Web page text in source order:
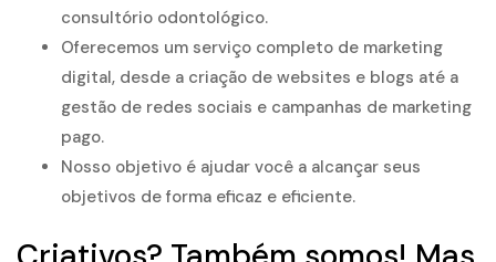
consultório odontológico.
Oferecemos um serviço completo de marketing
digital, desde a criação de websites e blogs até a
gestão de redes sociais e campanhas de marketing
pago.
Nosso objetivo é ajudar você a alcançar seus
objetivos de forma eficaz e eficiente.